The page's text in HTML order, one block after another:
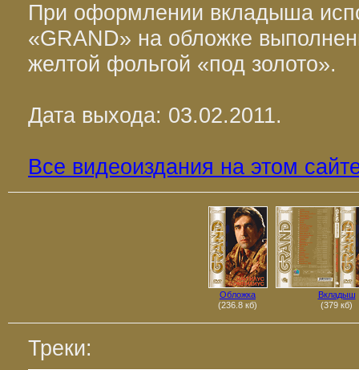
При оформлении вкладыша
«GRAND» на обложке
желтой фольгой «под золото».
Дата выхода: 03.02.2011.
Все видеоиздания на этом
Обложка
(236.8 кб)
Вкладыш
(379 кб)
Треки: